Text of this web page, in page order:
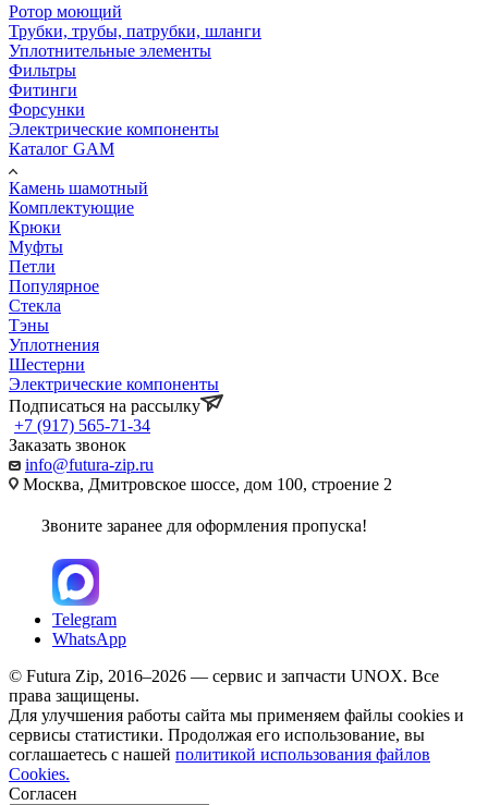
Ротор моющий
Трубки, трубы, патрубки, шланги
Уплотнительные элементы
Фильтры
Фитинги
Форсунки
Электрические компоненты
Каталог GAM
Камень шамотный
Комплектующие
Крюки
Муфты
Петли
Популярное
Стекла
Тэны
Уплотнения
Шестерни
Электрические компоненты
Подписаться на рассылку
+7 (917) 565-71-34
Заказать звонок
info@futura-zip.ru
Москва, Дмитровское шоссе, дом 100, строение 2
Звоните заранее для оформления пропуска!
Telegram
WhatsApp
© Futura Zip, 2016–2026 — сервис и запчасти UNOX. Все
права защищены.
Для улучшения работы сайта мы применяем файлы cookies и
сервисы статистики. Продолжая его использование, вы
соглашаетесь с нашей политикой использования файлов
Cookies.
Согласен